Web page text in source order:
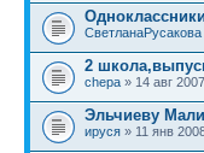
СветланаРусакова
2
chepa » 14 авг
Эльчиеву
ируся » 11 янв